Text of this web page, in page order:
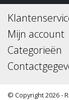
Mijn account
Categorieën
© Copyright 2026 -